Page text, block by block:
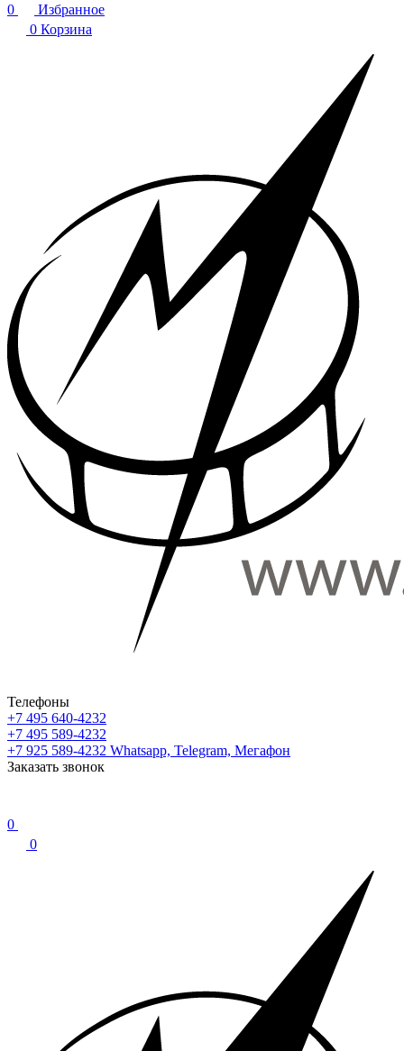
0
Избранное
0 Корзина
Телефоны
+7 495 640-4232
+7 495 589-4232
+7 925 589-4232 Whatsapp, Telegram, Мегафон
Заказать звонок
0
0